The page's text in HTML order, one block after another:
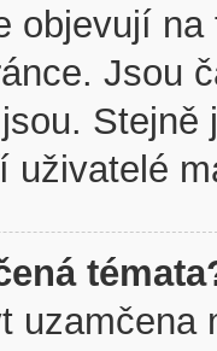
objevují
Jsou
uživatelé
uzamčena